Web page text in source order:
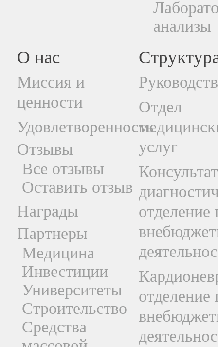
анализы
О нас
Миссия и
ценности
Удовлетворенность
Отзывы
Все отзывы
Оставить отзыв
Награды
Партнеры
Медицина
Инвестиции
Университеты
Строительство
Средства
Отдел
услуг
отделение
отделение